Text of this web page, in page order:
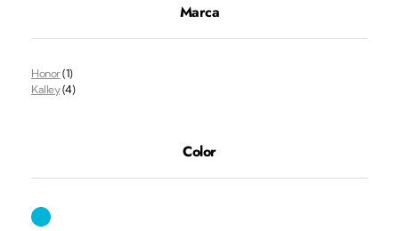
Marca
Honor(1)
Kalley(4)
Color